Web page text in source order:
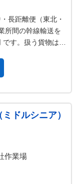
長距離便（東北・
所間の幹線輸送を
す。扱う貨物は、
ドルシニア）
作業場